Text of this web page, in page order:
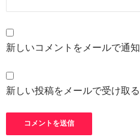
新しいコメントをメールで通知
新しい投稿をメールで受け取る